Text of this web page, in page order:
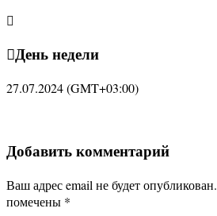
День недели
27.07.2024(GMT+03:00)
Добавить комментарий
Ваш адрес email не будет опубликован.
помечены *